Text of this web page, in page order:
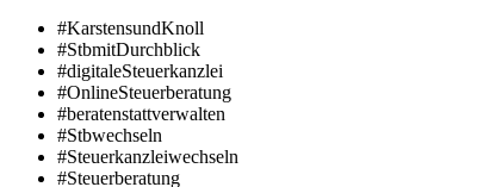
#KarstensundKnoll
#StbmitDurchblick
#digitaleSteuerkanzlei
#OnlineSteuerberatung
#beratenstattverwalten
#Stbwechseln
#Steuerkanzleiwechseln
#Steuerberatung